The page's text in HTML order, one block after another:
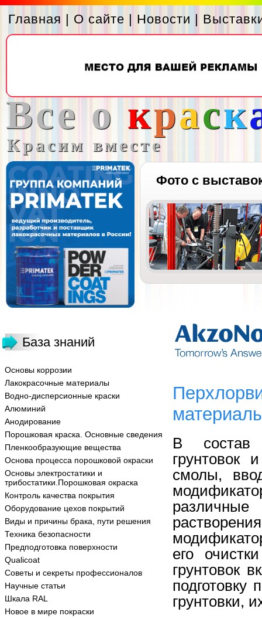
Главная | О сайте | Новости |
Все о краск
Красим вместе
Фото с
База знаний
Основы коррозии
Лакокрасочные материалы
Водно-дисперсионные краски
Алюминий
Анодирование
Порошковая краска. Основные сведения
Пленкообразующие вещества
Основа процесса порошковой окраски
Основы электростатики и
трибостатики.Порошковая окраска
Контроль качества покрытия
Оборудование цехов покрытий
Виды и причины брака, пути решения
Техника безопасности
Предподготовка поверхности
Qualicoat
Советы и секреты профессионалов
Научные статьи
Шкала RAL
Новое в мире покраски
В состав
грунтовок
смолы,
его
грунтовок
подготовку
грунтовки,